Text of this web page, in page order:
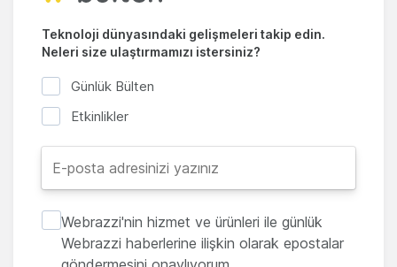
Teknoloji dünyasındaki gelişmeleri takip edin.
Neleri size ulaştırmamızı istersiniz?
Günlük Bülten
Etkinlikler
Webrazzi'nin hizmet ve ürünleri ile günlük
Webrazzi haberlerine ilişkin olarak epostalar